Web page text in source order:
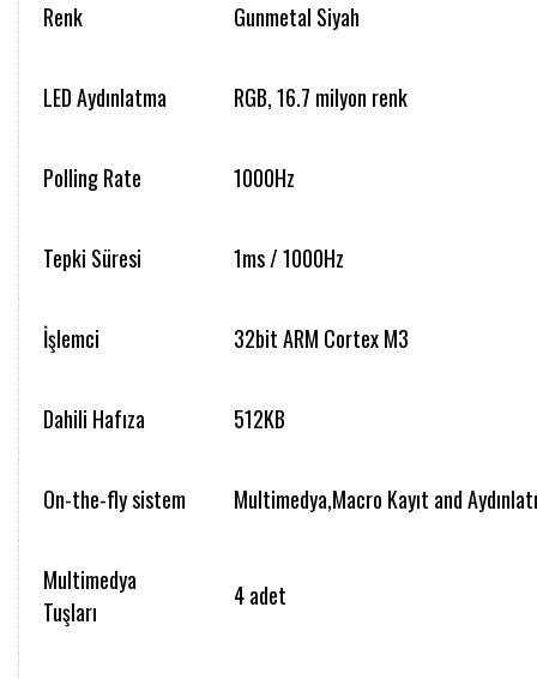
Renk Gunmetal Siyah
LED Aydınlatma RGB, 16.7 milyon renk
Polling Rate 1000Hz
Tepki Süresi 1ms / 1000Hz
İşlemci 32bit ARM Cortex M3
Dahili Hafıza 512KB
On-the-fly sistem Multimedya,Macro Kayıt and
Multimedya
Tuşları
4 adet